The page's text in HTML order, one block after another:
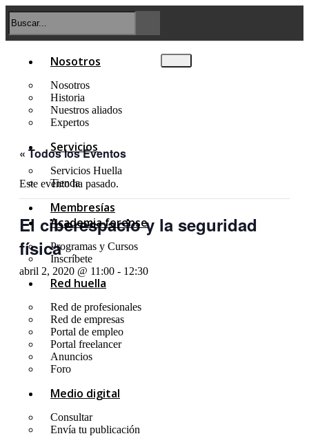
Nosotros
Nosotros
Historia
Nuestros aliados
Expertos
Servicios
Servicios Huella
Tienda
Membresías
Academia forense
Programas y Cursos
Inscríbete
Red huella
Red de profesionales
Red de empresas
Portal de empleo
Portal freelancer
Anuncios
Foro
Medio digital
Consultar
Envía tu publicación
« Todos los Eventos
Este evento ha pasado.
El ciberespacio y la seguridad
física
abril 2, 2020 @ 11:00 - 12:30